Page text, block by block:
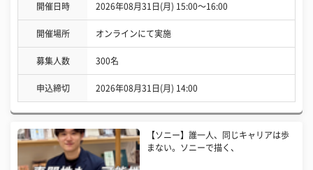
開催日時 2026年08月31日(月) 15:00〜16:00
開催場所 オンラインにて実施
募集人数 300名
申込締切 2026年08月31日(月) 14:00
【ソニー】誰一人、同じキャリアは歩
まない。ソニーで描く、